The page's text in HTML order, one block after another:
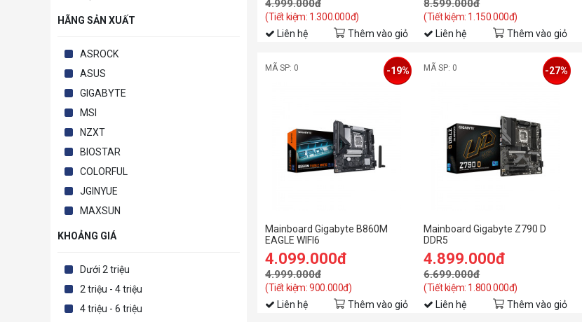
HÃNG SẢN XUẤT
ASROCK
ASUS
GIGABYTE
MSI
NZXT
BIOSTAR
COLORFUL
JGINYUE
MAXSUN
KHOẢNG GIÁ
Dưới 2 triệu
2 triệu - 4 triệu
4 triệu - 6 triệu
4.999.000đ
(Tiết kiệm: 1.300.000đ)
Liên hệ Thêm vào giỏ
8.599.000đ
(Tiết kiệm: 1.150.000đ)
Liên hệ Thêm vào giỏ
MÃ SP: 0
Mainboard Gigabyte B860M
EAGLE WIFI6
4.099.000đ
4.999.000đ
(Tiết kiệm: 900.000đ)
-19%
Liên hệ Thêm vào giỏ
MÃ SP: 0
Mainboard Gigabyte Z790 D
DDR5
4.899.000đ
6.699.000đ
(Tiết kiệm: 1.800.000đ)
-27%
Liên hệ Thêm vào giỏ